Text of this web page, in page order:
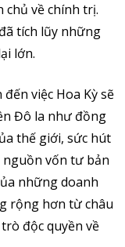
chủ về chính trị.
tích lũy những
lớn.
việc Hoa Kỳ sẽ
Đô la như đồng
thế giới, sức hút
nguồn vốn tư bản
những doanh
rộng hơn từ châu
độc quyền về